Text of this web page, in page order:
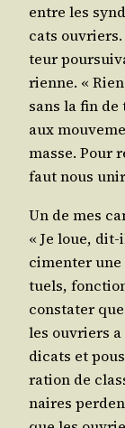
entre les
cats
teur
rienne. «
sans la fin
aux
masse. Pour
faut nous
Un de mes
« Je loue,
cimen­ter
tuels,
consta­ter
les ouvriers
di­cats et
ra­tion de
naires